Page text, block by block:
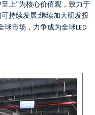
上”为核心价值观，致力于
持续发展;继续加大研发投
球市场，力争成为全球LED